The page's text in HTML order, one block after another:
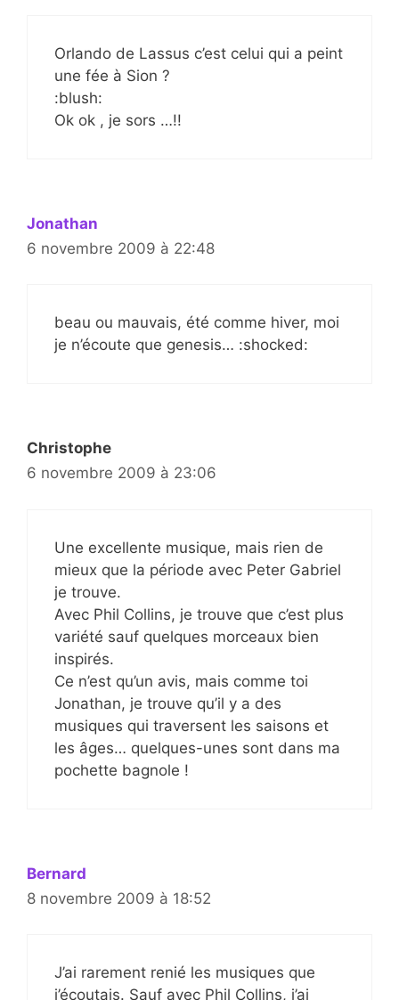
Orlando de Lassus c’est celui qui a peint
une fée à Sion ?
:blush:
Ok ok , je sors …!!
Jonathan
6 novembre 2009 à 22:48
beau ou mauvais, été comme hiver, moi
je n’écoute que genesis… :shocked:
Christophe
6 novembre 2009 à 23:06
Une excellente musique, mais rien de
mieux que la période avec Peter Gabriel
je trouve.
Avec Phil Collins, je trouve que c’est plus
variété sauf quelques morceaux bien
inspirés.
Ce n’est qu’un avis, mais comme toi
Jonathan, je trouve qu’il y a des
musiques qui traversent les saisons et
les âges… quelques-unes sont dans ma
pochette bagnole !
Bernard
8 novembre 2009 à 18:52
J’ai rarement renié les musiques que
j’écoutais. Sauf avec Phil Collins, j’ai